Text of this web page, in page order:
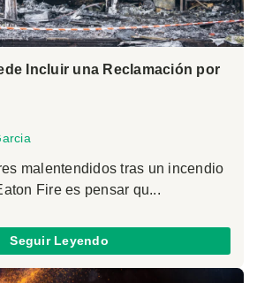
Incluir una Reclamación por
malentendidos tras un incendio
Fire es pensar qu...
Seguir Leyendo